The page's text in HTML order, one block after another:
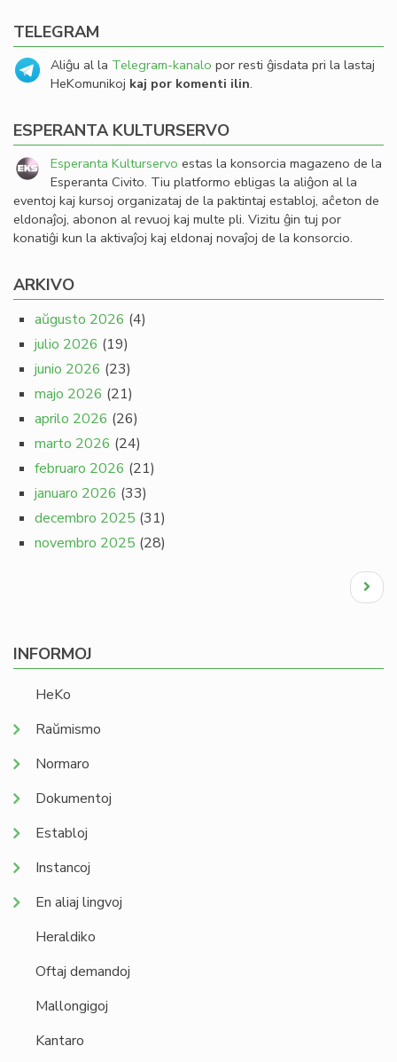
TELEGRAM
Aliĝu al la Telegram-kanalo por resti ĝisdata pri la lastaj
HeKomunikoj kaj por komenti ilin.
ESPERANTA KULTURSERVO
Esperanta Kulturservo estas la konsorcia magazeno de la
Esperanta Civito. Tiu platformo ebligas la aliĝon al la
eventoj kaj kursoj organizataj de la paktintaj establoj, aĉeton de
eldonaĵoj, abonon al revuoj kaj multe pli. Vizitu ĝin tuj por
konatiĝi kun la aktivaĵoj kaj eldonaj novaĵoj de la konsorcio.
ARKIVO
aŭgusto 2026 (4)
julio 2026 (19)
junio 2026 (23)
majo 2026 (21)
aprilo 2026 (26)
marto 2026 (24)
februaro 2026 (21)
januaro 2026 (33)
decembro 2025 (31)
novembro 2025 (28)
Next
page
INFORMOJ
HeKo
Raŭmismo
Normaro
Dokumentoj
Establoj
Instancoj
En aliaj lingvoj
Heraldiko
Oftaj demandoj
Mallongigoj
Kantaro